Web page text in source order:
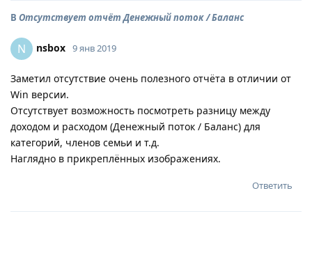
В Отсутствует отчёт Денежный поток / Баланс
N nsbox 9 янв 2019
Заметил отсутствие очень полезного отчёта в отличии от
Win версии.
Отсутствует возможность посмотреть разницу между
доходом и расходом (Денежный поток / Баланс) для
категорий, членов семьи и т.д.
Наглядно в прикреплённых изображениях.
Ответить